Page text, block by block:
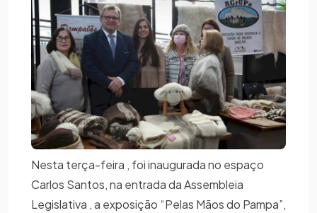
Nesta terça-feira , foi inaugurada no espaço
Carlos Santos, na entrada da Assembleia
Legislativa , a exposição “Pelas Mãos do Pampa”,